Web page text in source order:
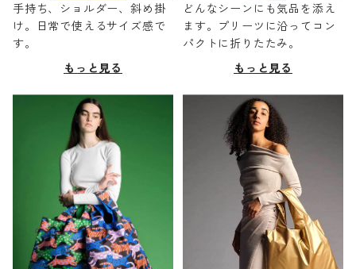
手持ち、ショルダー、斜め掛
け。日常で使えるサイズ感で
す。
もっと見る
どんなシーンにも気品を添え
ます。プリーツに沿ってコン
パクトに折りたたみ。
もっと見る